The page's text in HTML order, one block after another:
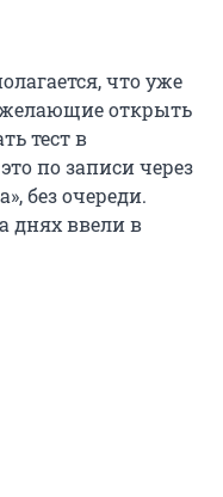
что уже
желающие открыть
тест в
по записи через
без очереди.
днях ввели в